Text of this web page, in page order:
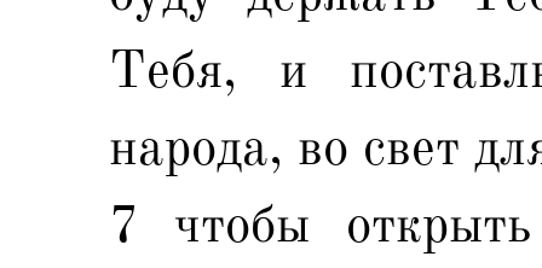
Тебя, и
народа, во свет
7 чтобы